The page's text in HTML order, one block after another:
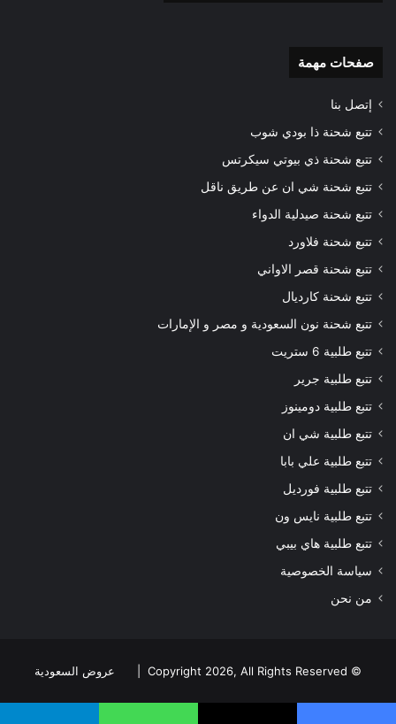
صفحات مهمة
إتصل بنا
تتبع شحنة ذا بودي شوب
تتبع شحنة ذي بيوتي سيكرتس
تتبع شحنة شي ان عن طريق ناقل
تتبع شحنة صيدلية الدواء
تتبع شحنة فلاورد
تتبع شحنة قصر الاواني
تتبع شحنة كارديال
تتبع شحنة نون السعودية و مصر و الإمارات
تتبع طلبية 6 ستريت
تتبع طلبية جرير
تتبع طلبية دومينوز
تتبع طلبية شي ان
تتبع طلبية علي بابا
تتبع طلبية فورديل
تتبع طلبية نايس ون
تتبع طلبية هاي بيبي
سياسة الخصوصية
من نحن
© Copyright 2026, All Rights Reserved | عروض السعودية